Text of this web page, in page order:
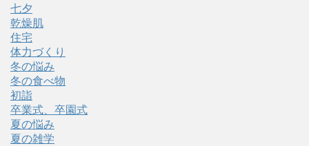
七夕
乾燥肌
住宅
体力づくり
冬の悩み
冬の食べ物
初詣
卒業式、卒園式
夏の悩み
夏の雑学